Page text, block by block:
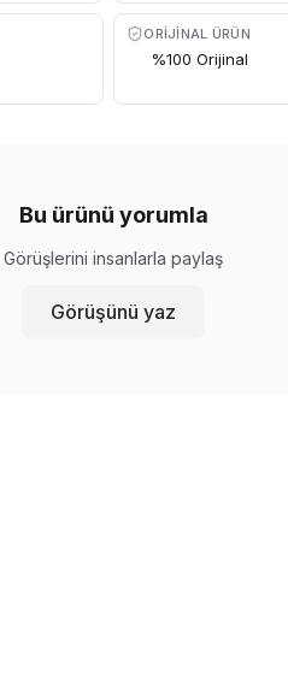
ORIJINAL ÜRÜN
%100 Orijinal
Bu ürünü yorumla
Görüşlerini insanlarla paylaş
Görüşünü yaz